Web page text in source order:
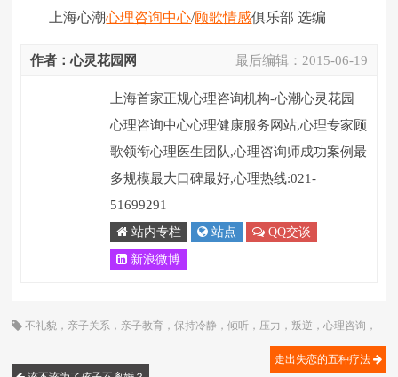
上海心潮心理咨询中心/顾歌情感俱乐部 选编
最后编辑： 2015-06-19
作者：心灵花园网
上海首家正规心理咨询机构-心潮心灵花园
心理咨询中心心理健康服务网站,心理专家顾
歌领衔心理医生团队,心理咨询师成功案例最
多规模最大口碑最好,心理热线:021-
51699291
站内专栏 站点 QQ交谈
新浪微博
不礼貌 ， 亲子关系 ， 亲子教育 ，保持冷静 ，倾听 ， 压力 ，叛逆 ，心理咨询 ，
走出失恋的五种疗法